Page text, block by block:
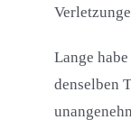
Lange
denselben